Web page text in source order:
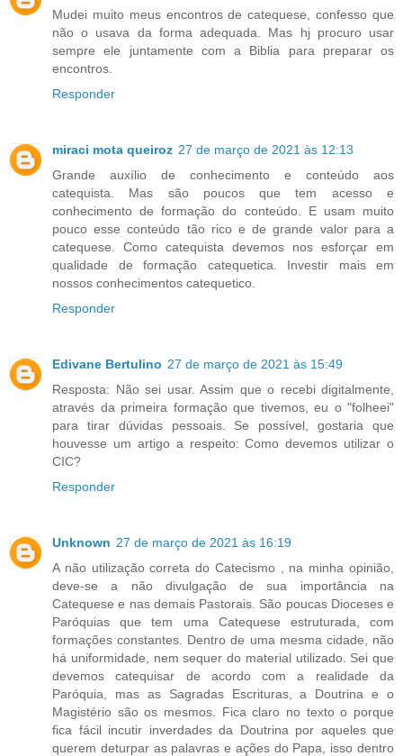
Mudei muito meus encontros de catequese, confesso que
não o usava da forma adequada. Mas hj procuro usar
sempre ele juntamente com a Biblia para preparar os
encontros.
Responder
miraci mota queiroz 27 de março de 2021 às 12:13
Grande auxílio de conhecimento e conteúdo aos
catequista. Mas são poucos que tem acesso e
conhecimento de formação do conteúdo. E usam muito
pouco esse conteúdo tão rico e de grande valor para a
catequese. Como catequista devemos nos esforçar em
qualidade de formação catequetica. Investir mais em
nossos conhecimentos catequetico.
Responder
Edivane Bertulino 27 de março de 2021 às 15:49
Resposta: Não sei usar. Assim que o recebi digitalmente,
através da primeira formação que tivemos, eu o "folheei"
para tirar dúvidas pessoais. Se possível, gostaria que
houvesse um artigo a respeito: Como devemos utilizar o
CIC?
Responder
Unknown 27 de março de 2021 às 16:19
A não utilização correta do Catecismo , na minha opinião,
deve-se a não divulgação de sua importância na
Catequese e nas demais Pastorais. São poucas Dioceses e
Paróquias que tem uma Catequese estruturada, com
formações constantes. Dentro de uma mesma cidade, não
há uniformidade, nem sequer do material utilizado. Sei que
devemos catequisar de acordo com a realidade da
Paróquia, mas as Sagradas Escrituras, a Doutrina e o
Magistério são os mesmos. Fica claro no texto o porque
fica fácil incutir inverdades da Doutrina por aqueles que
querem deturpar as palavras e ações do Papa, isso dentro